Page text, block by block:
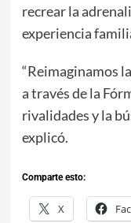
recrear la
experiencia
“Reimaginamos
a través de la
rivalidades y la
explicó.
Comparte esto:
X